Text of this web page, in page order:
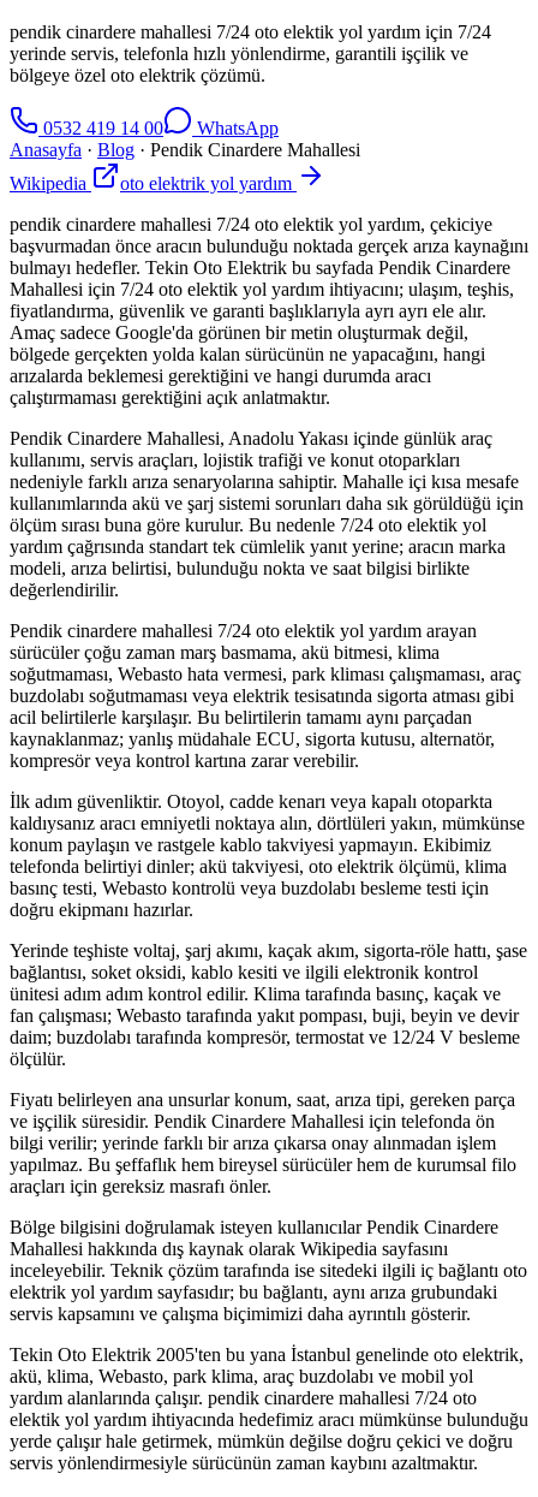
pendik cinardere mahallesi 7/24 oto elektik yol yardım için 7/24
yerinde servis, telefonla hızlı yönlendirme, garantili işçilik ve
bölgeye özel oto elektrik çözümü.
0532 419 14 00
WhatsApp
Anasayfa · Blog · Pendik Cinardere Mahallesi
Wikipedia
oto elektrik yol yardım
pendik cinardere mahallesi 7/24 oto elektik yol yardım, çekiciye
başvurmadan önce aracın bulunduğu noktada gerçek arıza kaynağını
bulmayı hedefler. Tekin Oto Elektrik bu sayfada Pendik Cinardere
Mahallesi için 7/24 oto elektik yol yardım ihtiyacını; ulaşım, teşhis,
fiyatlandırma, güvenlik ve garanti başlıklarıyla ayrı ayrı ele alır.
Amaç sadece Google'da görünen bir metin oluşturmak değil,
bölgede gerçekten yolda kalan sürücünün ne yapacağını, hangi
arızalarda beklemesi gerektiğini ve hangi durumda aracı
çalıştırmaması gerektiğini açık anlatmaktır.
Pendik Cinardere Mahallesi, Anadolu Yakası içinde günlük araç
kullanımı, servis araçları, lojistik trafiği ve konut otoparkları
nedeniyle farklı arıza senaryolarına sahiptir. Mahalle içi kısa mesafe
kullanımlarında akü ve şarj sistemi sorunları daha sık görüldüğü için
ölçüm sırası buna göre kurulur. Bu nedenle 7/24 oto elektik yol
yardım çağrısında standart tek cümlelik yanıt yerine; aracın marka
modeli, arıza belirtisi, bulunduğu nokta ve saat bilgisi birlikte
değerlendirilir.
Pendik cinardere mahallesi 7/24 oto elektik yol yardım arayan
sürücüler çoğu zaman marş basmama, akü bitmesi, klima
soğutmaması, Webasto hata vermesi, park kliması çalışmaması, araç
buzdolabı soğutmaması veya elektrik tesisatında sigorta atması gibi
acil belirtilerle karşılaşır. Bu belirtilerin tamamı aynı parçadan
kaynaklanmaz; yanlış müdahale ECU, sigorta kutusu, alternatör,
kompresör veya kontrol kartına zarar verebilir.
İlk adım güvenliktir. Otoyol, cadde kenarı veya kapalı otoparkta
kaldıysanız aracı emniyetli noktaya alın, dörtlüleri yakın, mümkünse
konum paylaşın ve rastgele kablo takviyesi yapmayın. Ekibimiz
telefonda belirtiyi dinler; akü takviyesi, oto elektrik ölçümü, klima
basınç testi, Webasto kontrolü veya buzdolabı besleme testi için
doğru ekipmanı hazırlar.
Yerinde teşhiste voltaj, şarj akımı, kaçak akım, sigorta-röle hattı, şase
bağlantısı, soket oksidi, kablo kesiti ve ilgili elektronik kontrol
ünitesi adım adım kontrol edilir. Klima tarafında basınç, kaçak ve
fan çalışması; Webasto tarafında yakıt pompası, buji, beyin ve devir
daim; buzdolabı tarafında kompresör, termostat ve 12/24 V besleme
ölçülür.
Fiyatı belirleyen ana unsurlar konum, saat, arıza tipi, gereken parça
ve işçilik süresidir. Pendik Cinardere Mahallesi için telefonda ön
bilgi verilir; yerinde farklı bir arıza çıkarsa onay alınmadan işlem
yapılmaz. Bu şeffaflık hem bireysel sürücüler hem de kurumsal filo
araçları için gereksiz masrafı önler.
Bölge bilgisini doğrulamak isteyen kullanıcılar Pendik Cinardere
Mahallesi hakkında dış kaynak olarak Wikipedia sayfasını
inceleyebilir. Teknik çözüm tarafında ise sitedeki ilgili iç bağlantı oto
elektrik yol yardım sayfasıdır; bu bağlantı, aynı arıza grubundaki
servis kapsamını ve çalışma biçimimizi daha ayrıntılı gösterir.
Tekin Oto Elektrik 2005'ten bu yana İstanbul genelinde oto elektrik,
akü, klima, Webasto, park klima, araç buzdolabı ve mobil yol
yardım alanlarında çalışır. pendik cinardere mahallesi 7/24 oto
elektik yol yardım ihtiyacında hedefimiz aracı mümkünse bulunduğu
yerde çalışır hale getirmek, mümkün değilse doğru çekici ve doğru
servis yönlendirmesiyle sürücünün zaman kaybını azaltmaktır.